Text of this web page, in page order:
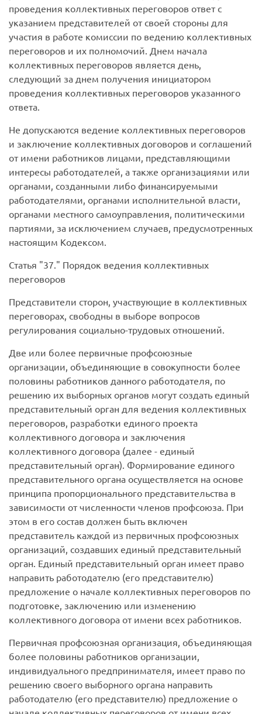
проведения коллективных переговоров ответ с
указанием представителей от своей стороны для
участия в работе комиссии по ведению коллективных
переговоров и их полномочий. Днем начала
коллективных переговоров является день,
следующий за днем получения инициатором
проведения коллективных переговоров указанного
ответа.
Не допускаются ведение коллективных переговоров
и заключение коллективных договоров и соглашений
от имени работников лицами, представляющими
интересы работодателей, а также организациями или
органами, созданными либо финансируемыми
работодателями, органами исполнительной власти,
органами местного самоуправления, политическими
партиями, за исключением случаев, предусмотренных
настоящим Кодексом.
Статья
37.
Порядок ведения коллективных
переговоров
Представители сторон, участвующие в коллективных
переговорах, свободны в выборе вопросов
регулирования социально-трудовых отношений.
Две или более первичные профсоюзные
организации, объединяющие в совокупности более
половины работников данного работодателя, по
решению их выборных органов могут создать единый
представительный орган для ведения коллективных
переговоров, разработки единого проекта
коллективного договора и заключения
коллективного договора (далее - единый
представительный орган). Формирование единого
представительного органа осуществляется на основе
принципа пропорционального представительства в
зависимости от численности членов профсоюза. При
этом в его состав должен быть включен
представитель каждой из первичных профсоюзных
организаций, создавших единый представительный
орган. Единый представительный орган имеет право
направить работодателю (его представителю)
предложение о начале коллективных переговоров по
подготовке, заключению или изменению
коллективного договора от имени всех работников.
Первичная профсоюзная организация, объединяющая
более половины работников организации,
индивидуального предпринимателя, имеет право по
решению своего выборного органа направить
работодателю (его представителю) предложение о